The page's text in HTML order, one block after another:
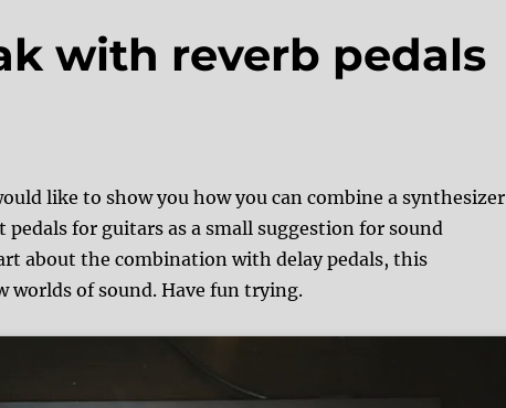
with reverb pedals
like to show you how you can combine a synthesizer
for guitars as a small suggestion for sound
about the combination with delay pedals, this
worlds of sound. Have fun trying.